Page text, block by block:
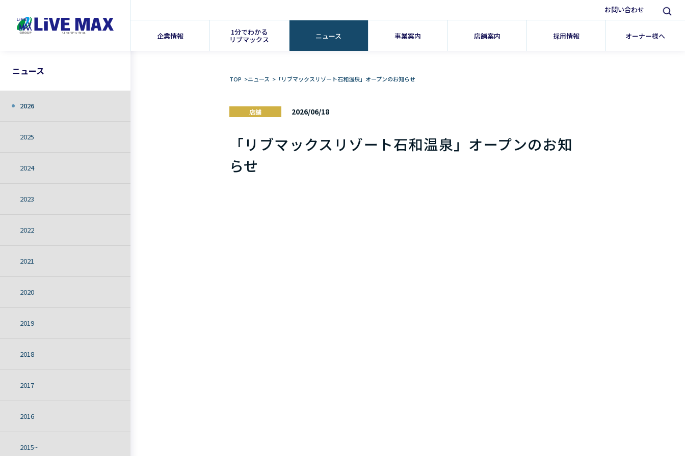
企業情報 1分でわかる
リブマックス ニュース 事業案内 店舗案内 採用情報 オーナー様へ
お問い合わせ
ニュース
2026
2025
2024
2023
2022
2021
2020
2019
2018
2017
2016
2015~
TOP >ニュース > 「リブマックスリゾート石和温泉」オープンのお知らせ
店舗 2026/06/18
「リブマックスリゾート石和温泉」オープンのお知
らせ